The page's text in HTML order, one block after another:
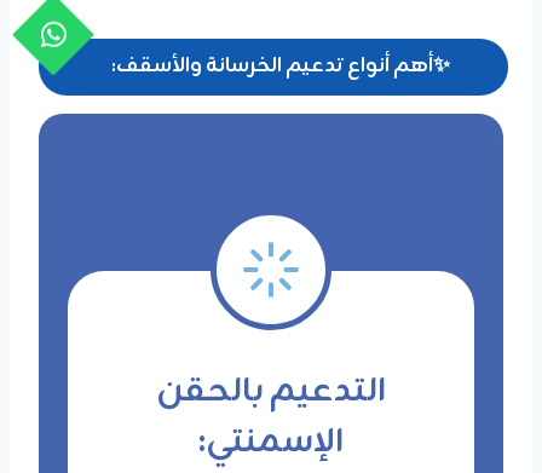
✨أهم أنواع تدعيم الخرسانة والأسقف:
التدعيم بالحقن
الإسمنتي: